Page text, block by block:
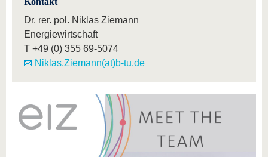
Dr. rer. pol. Niklas Ziemann
Energiewirtschaft
T +49 (0) 355 69-5074
Niklas.Ziemann(at)b-tu.de